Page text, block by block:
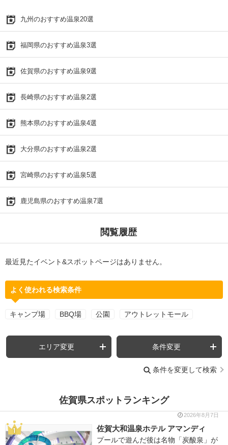
九州のおすすめ温泉20選
福岡県のおすすめ温泉3選
佐賀県のおすすめ温泉9選
長崎県のおすすめ温泉2選
熊本県のおすすめ温泉4選
大分県のおすすめ温泉2選
宮崎県のおすすめ温泉5選
鹿児島県のおすすめ温泉7選
閲覧履歴
最近見たイベント&スポットページはありません。
よく使われる検索条件
キャンプ場 BBQ場 公園 アウトレットモール
エリア変更 条件変更
条件を変更して検索
佐賀県スポットランキング
2026年8月7日
佐賀大和温泉ホテル アマンディ
プールで遊んだ後は名物「炭酸泉」が